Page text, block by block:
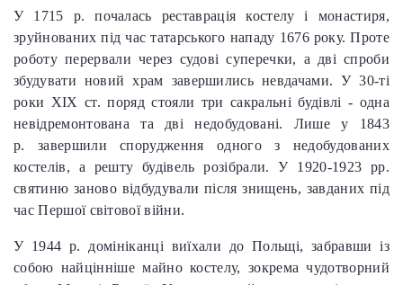
У 1715 р. почалась реставрація костелу і монастиря,
зруйнованих під час татарського нападу 1676 року. Проте
роботу перервали через судові суперечки, а дві спроби
збудувати новий храм завершились невдачами. У 30-ті
роки ХІХ ст. поряд стояли три сакральні будівлі - одна
невідремонтована та дві недобудовані. Лише у 1843
р. завершили спорудження одного з недобудованих
костелів, а решту будівель розібрали. У 1920-1923 рр.
святиню заново відбудували після знищень, завданих під
час Першої світової війни.
У 1944 р. домініканці виїхали до Польщі, забравши із
собою найцінніше майно костелу, зокрема чудотворний